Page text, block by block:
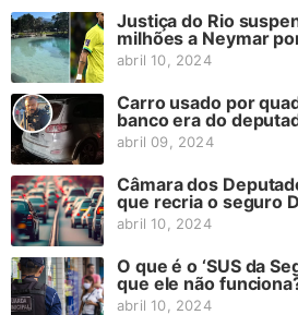
Justiça do Rio
milhões a Neymar
abril 10, 2024
Carro usado por
banco era do
abril 09, 2024
Câmara dos
que recria o seguro
abril 10, 2024
O que é o ‘SUS da
que ele não
abril 10, 2024